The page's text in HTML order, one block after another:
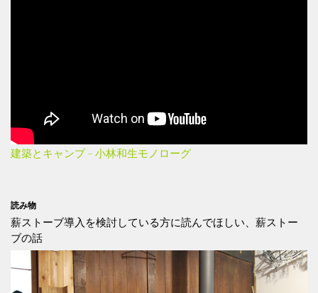
建築とキャンプ – 小林和生モノローグ
読み物
薪ストーブ導入を検討している方に読んでほしい、薪ストー
ブの話